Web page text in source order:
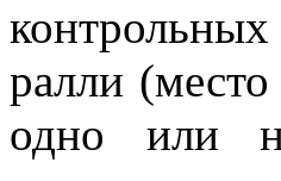
ралли
одно или